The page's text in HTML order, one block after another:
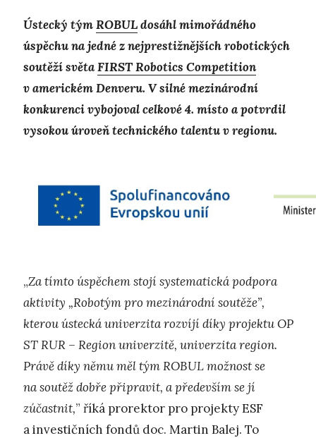
Ústecký týmROBULdosáhl mimořádného
úspěchu na jedné z nejprestižnějších robotických
soutěží světaFIRST Robotics Competition
v americkém Denveru. V silné mezinárodní
konkurenci vybojoval celkové 4. místo a potvrdil
vysokou úroveň technického talentu v regionu.
„Za tímto úspěchem stojí systematická podpora
aktivity „Robotým pro mezinárodní soutěže”,
kterou ústecká univerzita rozvíjí díky projektu OP
ST RUR – Region univerzitě, univerzita region.
Právě díky němu měl tým ROBUL možnost se
na soutěž dobře připravit, a především se jí
zúčastnit,” říká prorektor pro projekty ESF
a investičních fondů doc. Martin Balej. To